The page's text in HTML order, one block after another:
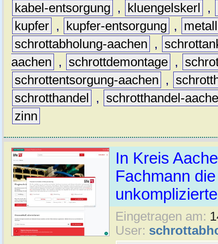
kabel-entsorgung
, kluengelskerl ,
kupfer , kupfer-entsorgung ,
metall
schrottabholung-aachen
,
aachen
, schrottdemontage ,
schrottentsorgung-aachen
,
schrotthandel
,
schrotthandel-
zinn
In Kreis
Fachmann
Eingetragen am:
User: